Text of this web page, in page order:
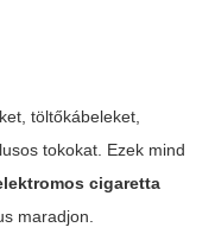
töltőkábeleket,
tokokat. Ezek mind
cigaretta
maradjon.